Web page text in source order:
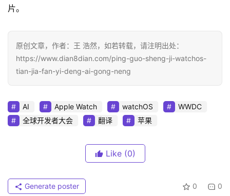
片。
原创文章，作者：王 浩然，如若转载，请注明出处：
https://www.dian8dian.com/ping-guo-sheng-ji-watchos-
tian-jia-fan-yi-deng-ai-gong-neng
AI Apple Watch watchOS
WWDC
全球开发者大会
翻译 苹果
Like (0)
0 0
Generate poster